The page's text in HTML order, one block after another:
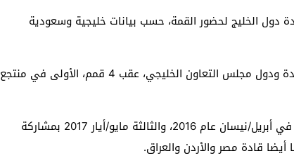
دول الخليج لحضور القمة، حسب بيانات خليجية وسعودية
وستكون قمة الأربعاء الخامسة بين الولايات المتحدة ودول مجلس التعاون الخليجي، عقب 4 قمم، الأولى في منتجع
وعقدت القمة الأولى في مايو/أيار 2015، والثانية في أبريل/نيسان عام 2016، والثالثة مايو/أيار 2017 بمشاركة